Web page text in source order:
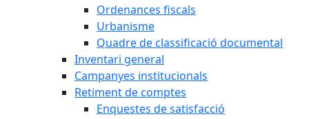
Ordenances fiscals
Urbanisme
Quadre de classificació documental
Inventari general
Campanyes institucionals
Retiment de comptes
Enquestes de satisfacció